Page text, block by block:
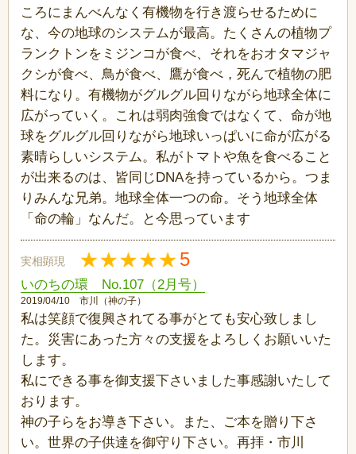
ころにまんべんなく有機物を行き渡らせるために
な、今の地球のシステムが最高。たくさんの植物プ
ランクトンをミジンコが食べ、それをおオタマジャ
クシが食べ、鳥が食べ、鷹が食べ，死んで植物の肥
料になり。有機物がグルグル回りながら地球全体に
広がっていく。これは弱肉強食ではなくて、命が地
球をグルグル回りながら地球いっぱいに命が広がる
素晴らしいシステム。私がトマトや魚を食べること
が出来るのは、皆同じDNAを持っているから。つま
りみんな兄弟。地球全体一つの命。そう地球全体
「命の輪」なんだ。と今思っています
実相顕現 5
いのちの環 No.107（2月号）
2019/04/10 市川（神の子）
私は笑顔で復興されてる事がとても安心致しまし
た。災害にあった方々の支援をよろしくお願いいた
します。
私にできる事を御支援下さいました事感謝いたして
おります。
神の子らをお導き下さい。また、ご本を贈り下さ
い。世界の子供達を御守り下さい。再拝・市川